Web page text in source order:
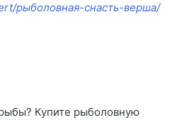
рыболовная-снасть-верша/
Купите рыболовную